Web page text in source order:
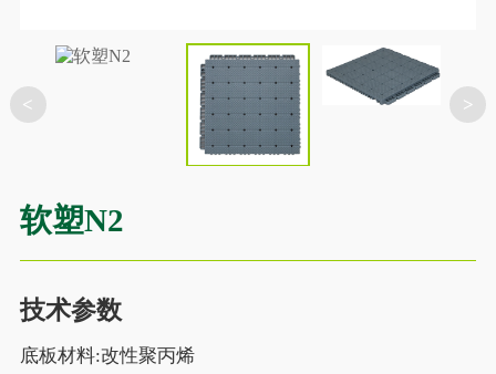
< >
软塑N2
技术参数
底板材料:改性聚丙烯